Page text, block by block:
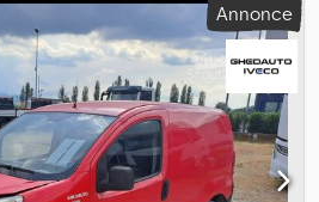
: noir État technique : bon État
Annonce